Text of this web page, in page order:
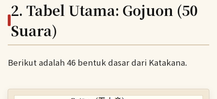
2. Tabel Utama: Gojuon (50
Suara)
Berikut adalah 46 bentuk dasar dari Katakana.